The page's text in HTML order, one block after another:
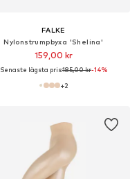
FALKE
Nylonstrumpbyxa 'Shelina'
159,00 kr
Senaste lägsta pris:185,00 kr-14%
+2